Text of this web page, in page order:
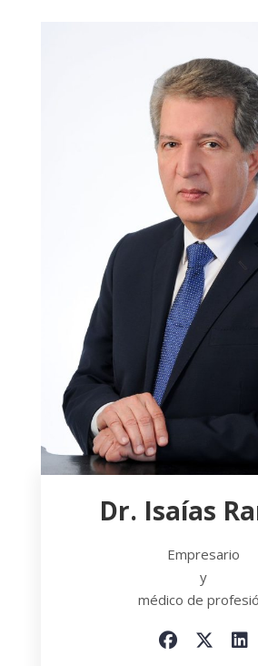
Dr. Isaías
Empresario
y
médico de